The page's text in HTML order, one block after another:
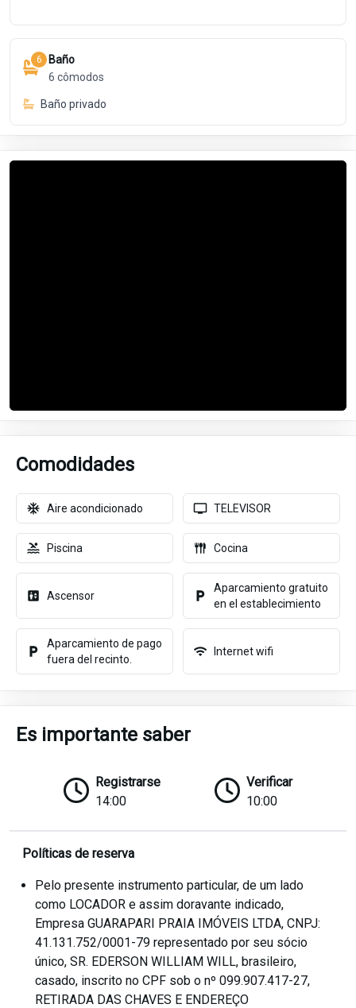
6
Baño
6 cômodos
Baño privado
Comodidades
Aire acondicionado TELEVISOR
Piscina Cocina
Ascensor
Aparcamiento gratuito
en el establecimiento
Aparcamiento de pago
fuera del recinto.
Internet wifi
Es importante saber
Registrarse
14:00
Verificar
10:00
Políticas de reserva
Pelo presente instrumento particular, de um lado
como LOCADOR e assim doravante indicado,
Empresa GUARAPARI PRAIA IMÓVEIS LTDA, CNPJ:
41.131.752/0001-79 representado por seu sócio
único, SR. EDERSON WILLIAM WILL, brasileiro,
casado, inscrito no CPF sob o nº 099.907.417-27,
RETIRADA DAS CHAVES E ENDEREÇO